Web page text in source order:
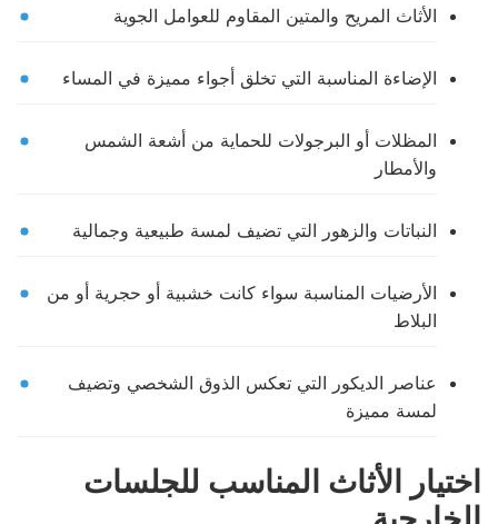
الأثاث المريح والمتين المقاوم للعوامل الجوية
الإضاءة المناسبة التي تخلق أجواء مميزة في المساء
المظلات أو البرجولات للحماية من أشعة الشمس
والأمطار
النباتات والزهور التي تضيف لمسة طبيعية وجمالية
الأرضيات المناسبة سواء كانت خشبية أو حجرية أو من
البلاط
عناصر الديكور التي تعكس الذوق الشخصي وتضيف
لمسة مميزة
اختيار الأثاث المناسب للجلسات